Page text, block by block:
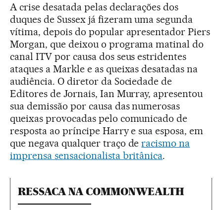
A crise desatada pelas declarações dos
duques de Sussex já fizeram uma segunda
vítima, depois do popular apresentador Piers
Morgan, que deixou o programa matinal do
canal ITV por causa dos seus estridentes
ataques a Markle e as queixas desatadas na
audiência. O diretor da Sociedade de
Editores de Jornais, Ian Murray, apresentou
sua demissão por causa das numerosas
queixas provocadas pelo comunicado de
resposta ao príncipe Harry e sua esposa, em
que negava qualquer traço deracismo na
imprensa sensacionalista britânica.
RESSACA NA COMMONWEALTH